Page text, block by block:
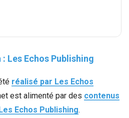
patrimoine
: Les Echos Publishing
réalisé par Les Echos
est alimenté par des contenus
Echos Publishing.